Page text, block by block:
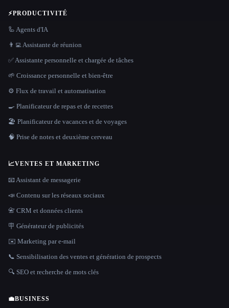
⚡PRODUCTIVITÉ
🦾 Agents d'IA
👨‍💻 Assistante de réunion
✅ Assistante personnelle et chargée de tâches
🌱 Croissance personnelle et bien-être
⚙️ Flux de travail et automatisation
🍳 Planificateur de repas et de recettes
🏖 Planificateur de vacances et de voyages
🧠 Prise de notes et deuxième cerveau
📈VENTES ET MARKETING
📧 Assistant de messagerie
📣 Contenu sur les réseaux sociaux
📇 CRM et données clients
🪧 Générateur de publicités
✉️ Marketing par e-mail
📞 Sensibilisation des ventes et génération de prospects
🔍 SEO et recherche de mots clés
💼BUSINESS